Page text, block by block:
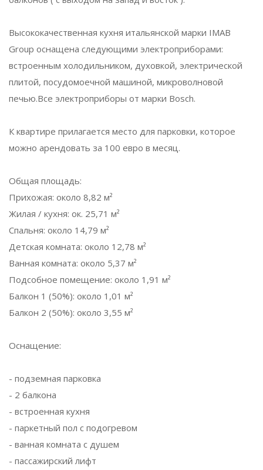
Высококачественная кухня итальянской марки IMAB
Group оснащена следующими электроприборами:
встроенным холодильником, духовкой, электрической
плитой, посудомоечной машиной, микроволновой
печью.Все электроприборы от марки Bosch.
К квартире прилагается место для парковки, которое
можно арендовать за 100 евро в месяц.
Общая площадь:
Прихожая: около 8,82 м²
Жилая / кухня: ок. 25,71 м²
Спальня: около 14,79 м²
Детская комната: около 12,78 м²
Ванная комната: около 5,37 м²
Подсобное помещение: около 1,91 м²
Балкон 1 (50%): около 1,01 м²
Балкон 2 (50%): около 3,55 м²
Оснащение:
- подземная парковка
- 2 балкона
- встроенная кухня
- паркетный пол с подогревом
- ванная комната с душем
- пассажирский лифт